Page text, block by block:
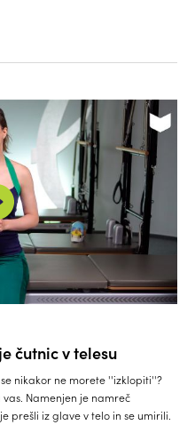
čutnic v telesu
nikakor ne morete ''izklopiti''?
Namenjen je namreč
prešli iz glave v telo in se umirili.